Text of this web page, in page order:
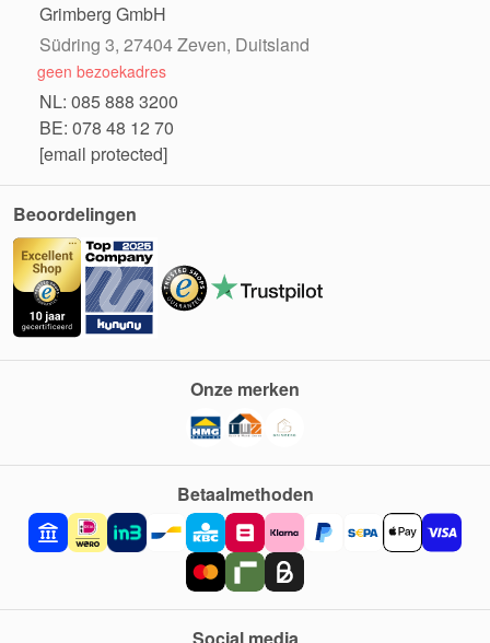
Grimberg GmbH
Südring 3, 27404 Zeven, Duitsland
geen bezoekadres
NL: 085 888 3200
BE: 078 48 12 70
[email protected]
Beoordelingen
Betaalmethoden
Onze merken